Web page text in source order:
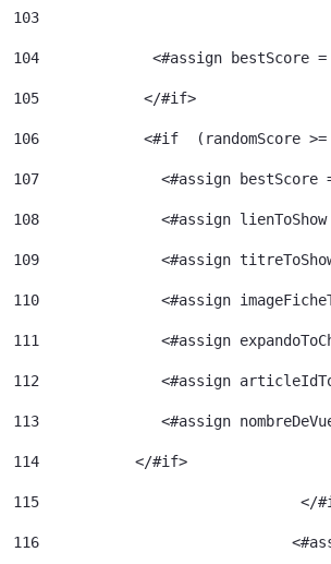
103
104
<#assign bestScore
105
            </#if>
106
<#if  (randomScore
107
<#assign bestScore
108
<#assign lienToShow
109
<#assign
110
<#assign
111
<#assign
112
<#assign
113
<#assign
114
           </#if>
115
116